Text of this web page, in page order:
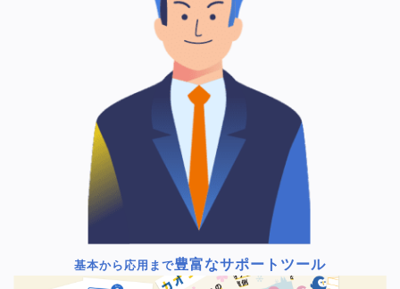
基本から応用まで豊富なサポートツール